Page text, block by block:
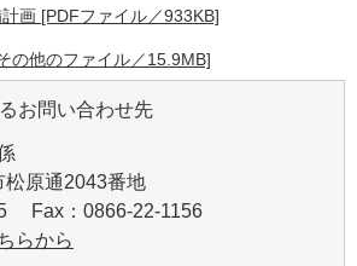
画 [PDFファイル／933KB]
の他のファイル／15.9MB]
お問い合わせ先
松原通2043番地
Fax：0866-22-1156
らから